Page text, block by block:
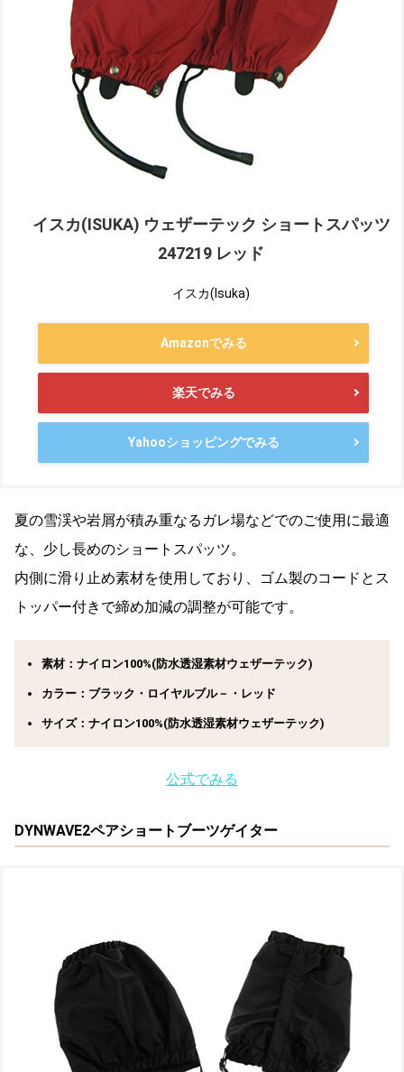
イスカ(ISUKA) ウェザーテック ショートスパッツ
247219 レッド
イスカ(Isuka)
Amazonでみる
楽天でみる
Yahooショッピングでみる
夏の雪渓や岩屑が積み重なるガレ場などでのご使用に最適
な、少し長めのショートスパッツ。
内側に滑り止め素材を使用しており、ゴム製のコードとス
トッパー付きで締め加減の調整が可能です。
素材：ナイロン100%(防水透湿素材ウェザーテック)
カラー：ブラック・ロイヤルブル－・レッド
サイズ：ナイロン100%(防水透湿素材ウェザーテック)
公式でみる
DYNWAVE2ペアショートブーツゲイター